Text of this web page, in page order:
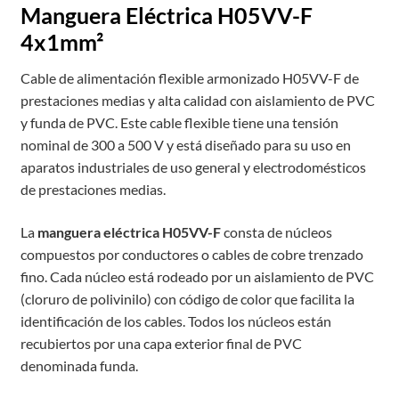
Manguera Eléctrica H05VV-F
4x1mm²
Cable de alimentación flexible armonizado H05VV-F de
prestaciones medias y alta calidad con aislamiento de PVC
y funda de PVC. Este cable flexible tiene una tensión
nominal de 300 a 500 V y está diseñado para su uso en
aparatos industriales de uso general y electrodomésticos
de prestaciones medias.
La manguera eléctrica H05VV-Fconsta de núcleos
compuestos por conductores o cables de cobre trenzado
fino. Cada núcleo está rodeado por un aislamiento de PVC
(cloruro de polivinilo) con código de color que facilita la
identificación de los cables. Todos los núcleos están
recubiertos por una capa exterior final de PVC
denominada funda.